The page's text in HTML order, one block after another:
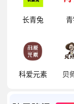
长青兔
科爱元素 贝